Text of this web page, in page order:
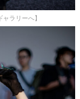
ラリーへ】